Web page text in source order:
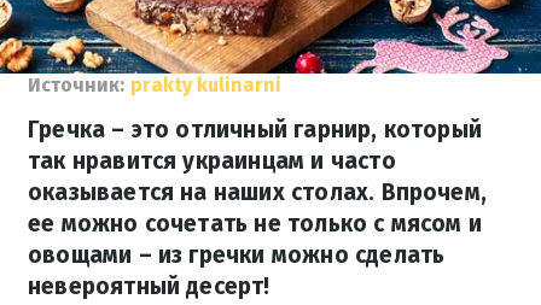
Источник: prakty kulinarni
Гречка – это отличный гарнир, который
так нравится украинцам и часто
оказывается на наших столах. Впрочем,
ее можно сочетать не только с мясом и
овощами – из гречки можно сделать
невероятный десерт!